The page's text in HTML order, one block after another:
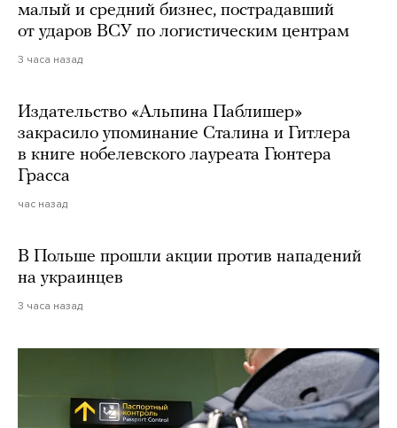
малый и средний бизнес, пострадавший
от ударов ВСУ по логистическим центрам
3 часа назад
Издательство «Альпина Паблишер»
закрасило упоминание Сталина и Гитлера
в книге нобелевского лауреата Гюнтера
Грасса
час назад
В Польше прошли акции против нападений
на украинцев
3 часа назад